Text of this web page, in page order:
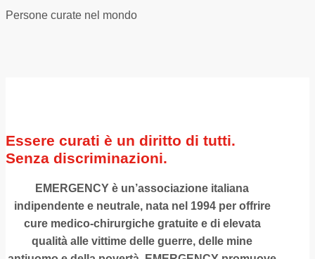
Persone curate nel mondo
Essere curati è un diritto di tutti.
Senza discriminazioni.
EMERGENCY è un’associazione italiana
indipendente e neutrale, nata nel 1994 per offrire
cure medico-chirurgiche gratuite e di elevata
qualità alle vittime delle guerre, delle mine